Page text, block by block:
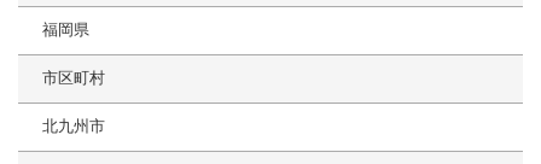
福岡県
市区町村
北九州市